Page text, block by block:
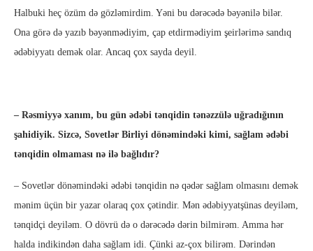
Halbuki heç özüm də gözləmirdim. Yəni bu dərəcədə bəyənilə bilər.
Ona görə də yazıb bəyənmədiyim, çap etdirmədiyim şeirlərimə sandıq
ədəbiyyatı demək olar. Ancaq çox sayda deyil.
– Rəsmiyyə xanım, bu gün ədəbi tənqidin tənəzzülə uğradığının
şahidiyik. Sizcə, Sovetlər Birliyi dönəmindəki kimi, sağlam ədəbi
tənqidin olmaması nə ilə bağlıdır?
– Sovetlər dönəmindəki ədəbi tənqidin nə qədər sağlam olmasını demək
mənim üçün bir yazar olaraq çox çətindir. Mən ədəbiyyatşünas deyiləm,
tənqidçi deyiləm. O dövrü də o dərəcədə dərin bilmirəm. Amma hər
halda indikindən daha sağlam idi. Çünki az-çox bilirəm. Dərindən